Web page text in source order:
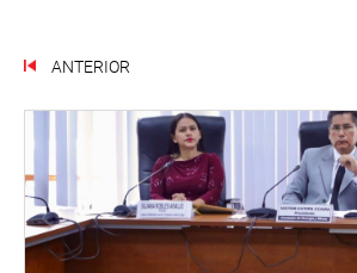
ANTERIOR